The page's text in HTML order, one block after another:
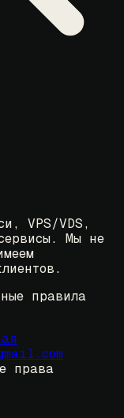
VPS/VDS,
Мы не
правила
права